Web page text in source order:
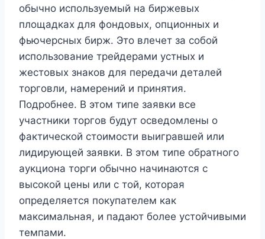
обычно используемый на биржевых
площадках для фондовых, опционных и
фьючерсных бирж. Это влечет за собой
использование трейдерами устных и
жестовых знаков для передачи деталей
торговли, намерений и принятия.
Подробнее. В этом типе заявки все
участники торгов будут осведомлены о
фактической стоимости выигравшей или
лидирующей заявки. В этом типе обратного
аукциона торги обычно начинаются с
высокой цены или с той, которая
определяется покупателем как
максимальная, и падают более устойчивыми
темпами.